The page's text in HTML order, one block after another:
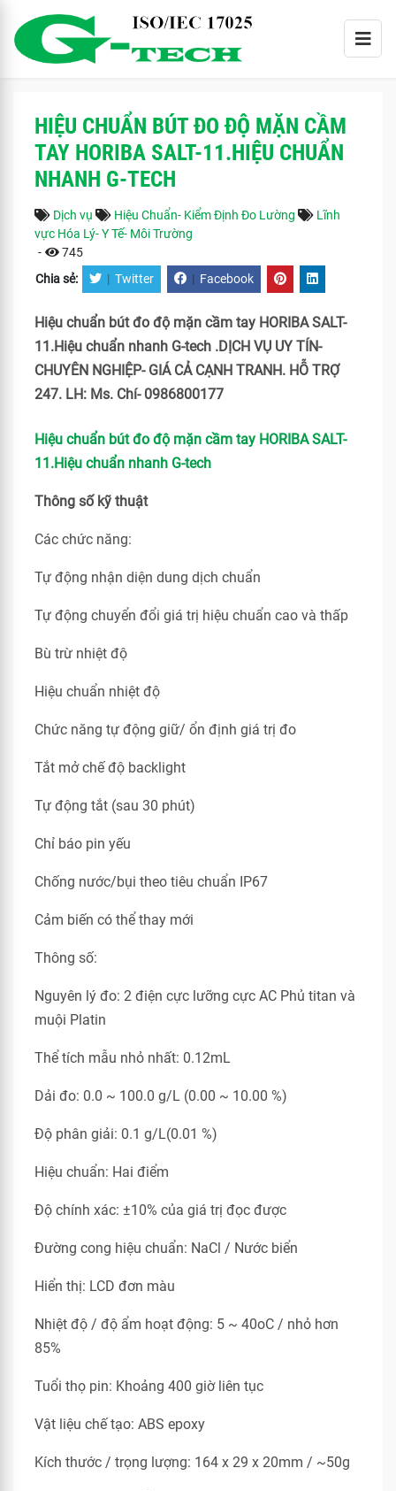
HIỆU CHUẨN BÚT ĐO ĐỘ MẶN CẦM
TAY HORIBA SALT-11.HIỆU CHUẨN
NHANH G-TECH
Dịch vụ Hiệu Chuẩn- Kiểm Định Đo Lường
Lĩnh
vực Hóa Lý- Y Tế- Môi Trường
-
745
Chia sẻ: | Twitter | Facebook
Hiệu chuẩn bút đo độ mặn cầm tay HORIBA SALT-
11.Hiệu chuẩn nhanh G-tech .DỊCH VỤ UY TÍN-
CHUYÊN NGHIỆP- GIÁ CẢ CẠNH TRANH. HỖ TRỢ
247. LH: Ms. Chí- 0986800177
Hiệu chuẩn bút đo độ mặn cầm tay HORIBA SALT-
11.Hiệu chuẩn nhanh G-tech
Thông số kỹ thuật
Các chức năng:
Tự động nhận diện dung dịch chuẩn
Tự động chuyển đổi giá trị hiệu chuẩn cao và thấp
Bù trừ nhiệt độ
Hiệu chuẩn nhiệt độ
Chức năng tự động giữ/ ổn định giá trị đo
Tắt mở chế độ backlight
Tự động tắt (sau 30 phút)
Chỉ báo pin yếu
Chống nước/bụi theo tiêu chuẩn IP67
Cảm biến có thể thay mới
Thông số:
Nguyên lý đo: 2 điện cực lưỡng cực AC Phủ titan và
muội Platin
Thể tích mẫu nhỏ nhất: 0.12mL
Dải đo: 0.0 ~ 100.0 g/L (0.00 ~ 10.00 %)
Độ phân giải: 0.1 g/L(0.01 %)
Hiệu chuẩn: Hai điểm
Độ chính xác: ±10% của giá trị đọc được
Đường cong hiệu chuẩn: NaCl / Nước biển
Hiển thị: LCD đơn màu
Nhiệt độ / độ ẩm hoạt động: 5 ~ 40oC / nhỏ hơn
85%
Tuổi thọ pin: Khoảng 400 giờ liên tục
Vật liệu chế tạo: ABS epoxy
Kích thước / trọng lượng: 164 x 29 x 20mm / ~50g